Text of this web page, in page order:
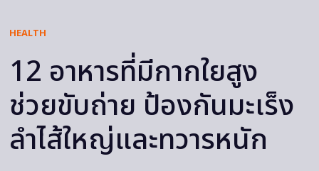
HEALTH
12 อาหารที่มีกากใยสูง
ช่วยขับถ่าย ป้องกันมะเร็ง
ลำไส้ใหญ่และทวารหนัก